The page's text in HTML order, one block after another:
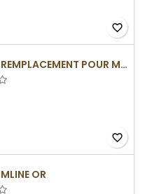
favorite_border
TUBES DE REMPLACEMENT POUR MÉCANISMES SLIMLINE
favorite_border
OR